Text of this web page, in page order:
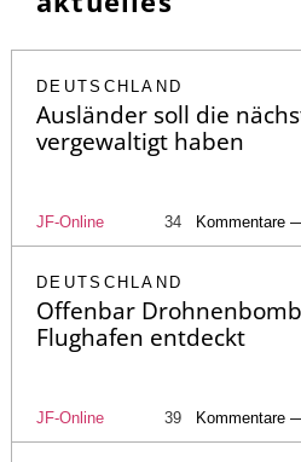
DEUTSCHLAND
Ausländer soll die
vergewaltigt haben
JF-Online 34 Kommentare
DEUTSCHLAND
Offenbar
Flughafen entdeckt
JF-Online 39 Kommentare